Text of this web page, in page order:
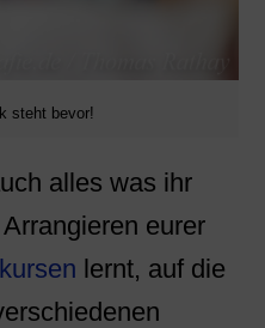
steht bevor!
alles was ihr
eurer
lernt, auf die